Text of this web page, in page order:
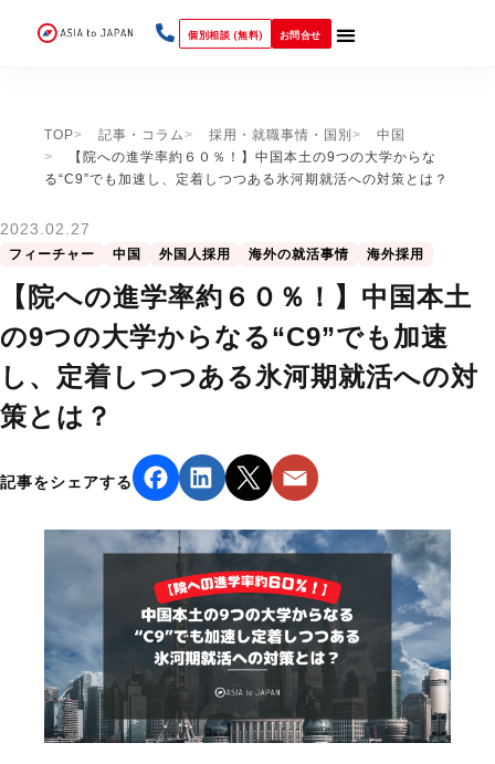
個別相談 (無料) お問合せ
TOP 記事・コラム 採用・就職事情・国別
中国
【院への進学率約６０％！】中国本土の9つの大学からな
る“C9”でも加速し、定着しつつある氷河期就活への対策とは？
2023.02.27
フィーチャー 中国 外国人採用 海外の就活事情 海外採用
【院への進学率約６０％！】中国本土
の9つの大学からなる“C9”でも加速
し、定着しつつある氷河期就活への対
策とは？
記事をシェアする